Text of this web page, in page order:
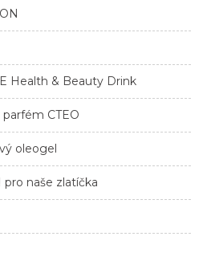
Health & Beauty Drink
CTEO
oleogel
pro naše zlatíčka